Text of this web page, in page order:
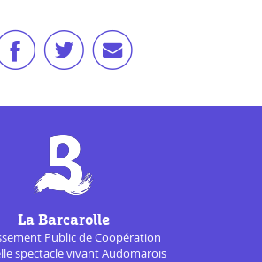
La Barcarolle
Public deCoopération
spectacle vivant Audomarois